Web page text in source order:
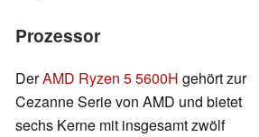
Prozessor
DerAMD Ryzen 5 5600H gehört zur
Cezanne Serie von AMD und bietet
sechs Kerne mit insgesamt zwölf